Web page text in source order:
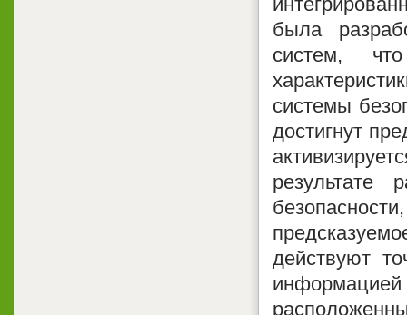
была
систем,
системы
достигнут
результате
действуют